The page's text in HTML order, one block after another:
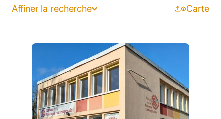
Affiner la recherche Carte